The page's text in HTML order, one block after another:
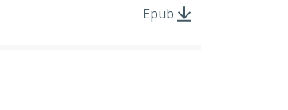
Epub